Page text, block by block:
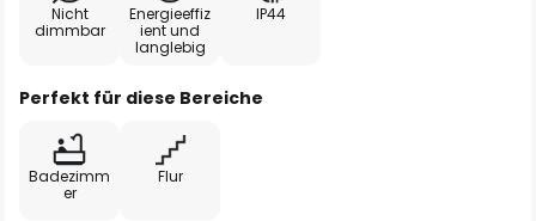
Nicht
dimmbar
Energieeffiz
ient und
langlebig
IP44
Perfekt für diese Bereiche
Badezimm
er
Flur